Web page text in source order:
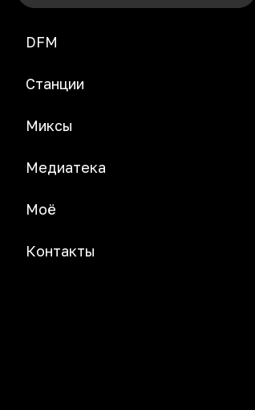
DFM
Станции
Миксы
Медиатека
Моё
Контакты